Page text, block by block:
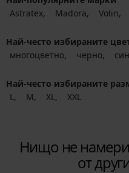
Astratex
Madora Volin
Най-често избираните
многоцветно
черно
Най-често избираните
L
M XL XXL
Нищо не
от